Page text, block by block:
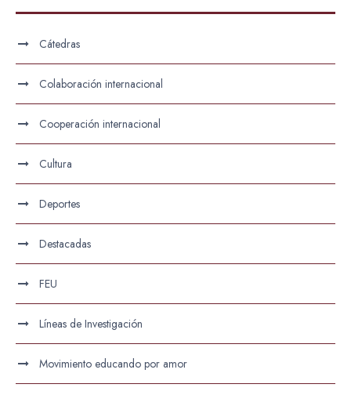
Cátedras
Colaboración internacional
Cooperación internacional
Cultura
Deportes
Destacadas
FEU
Líneas de Investigación
Movimiento educando por amor